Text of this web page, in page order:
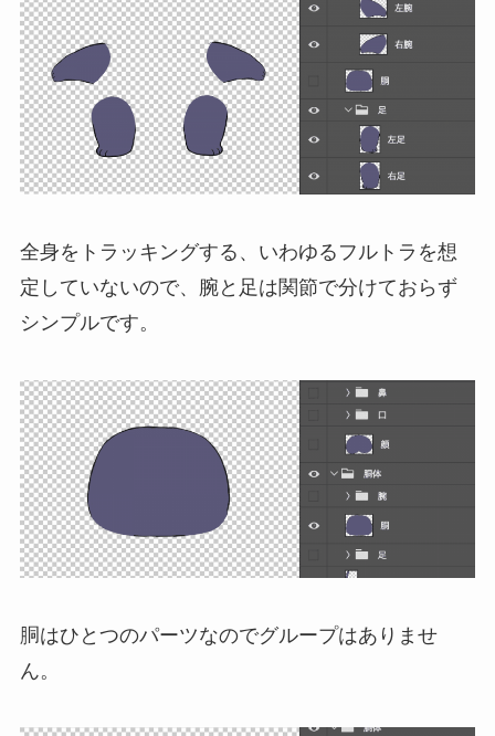
全身をトラッキングする、いわゆるフルトラを想
定していないので、腕と足は関節で分けておらず
シンプルです。
胴はひとつのパーツなのでグループはありませ
ん。